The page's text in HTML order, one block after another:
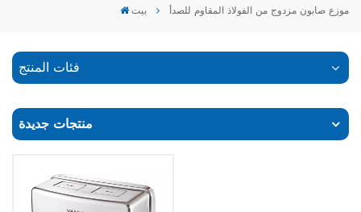
بيت موزع صابون مزدوج من الفولاذ المقاوم للصدأ
فئات المنتج
منتجات جديدة